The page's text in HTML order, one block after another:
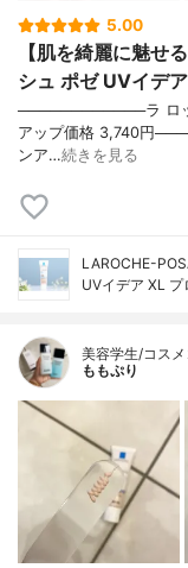
5.00
【肌を綺麗に魅せ
シュ ポゼ UVイデ
────────────ラ ロッ
アップ価格 3,740円
ンア…続きを見る
LAROCHE-
UVイデア XL
美容学生/コス
ももぷり